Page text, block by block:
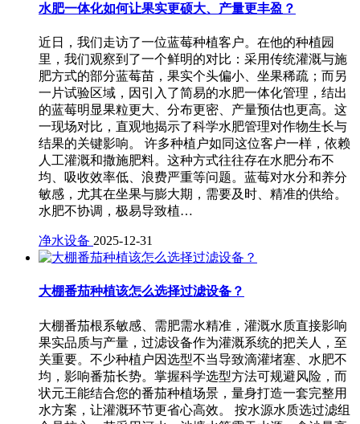
水肥一体化如何让果实更硕大、产量更丰盈？
近日，我们走访了一位蓝莓种植客户。在他的种植园
里，我们观察到了一个鲜明的对比：采用传统灌溉与施
肥方式的部分蓝莓苗，果实个头偏小、坐果稀疏；而另
一片试验区域，因引入了简易的水肥一体化管理，结出
的蓝莓明显果粒更大、分布更密、产量预估也更高。这
一现场对比，直观地揭示了科学水肥管理对作物生长与
结果的关键影响。 许多种植户如同这位客户一样，依赖
人工灌溉和撒施肥料。这种方式往往存在水肥分布不
均、吸收效率低、浪费严重等问题。蓝莓对水分和养分
敏感，尤其在坐果与膨大期，需要及时、精准的供给。
水肥不协调，极易导致植…
净水设备 2025-12-31
大棚番茄种植该怎么选择过滤设备？
大棚番茄根系敏感、需肥需水精准，灌溉水质直接影响
果实品质与产量，过滤设备作为灌溉系统的把关人，至
关重要。不少种植户因选型不当导致滴灌堵塞、水肥不
均，影响番茄长势。掌握科学选型方法可规避风险，而
状元王能结合您的番茄种植场景，量身打造一套完整用
水方案，让灌溉环节更省心高效。 按水源水质选过滤组